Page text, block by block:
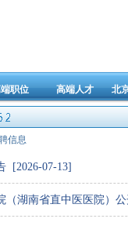
职位 高端人才 北
信息
[2026-07-13]
（湖南省直中医医院）